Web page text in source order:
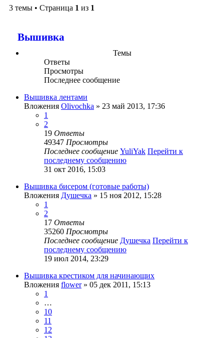
3 темы • Страница 1 из 1
Вышивка
Темы
Ответы
Просмотры
Последнее сообщение
Вышивка лентами
Вложения Olivochka » 23 май 2013, 17:36
1
2
19 Ответы
49347 Просмотры
Последнее сообщение YuliYak Перейти к
последнему сообщению
31 окт 2016, 15:03
Вышивка бисером (готовые работы)
Вложения Душечка » 15 ноя 2012, 15:28
1
2
17 Ответы
35260 Просмотры
Последнее сообщение Душечка Перейти к
последнему сообщению
19 июл 2014, 23:29
Вышивка крестиком для начинающих
Вложения flower» 05 дек 2011, 15:13
1
…
10
11
12